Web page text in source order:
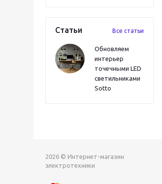
Статьи Все статьи
Обновляем
интерьер
точечными LED
светильниками
Sotto
2026 © Интернет-магазин
электротехники